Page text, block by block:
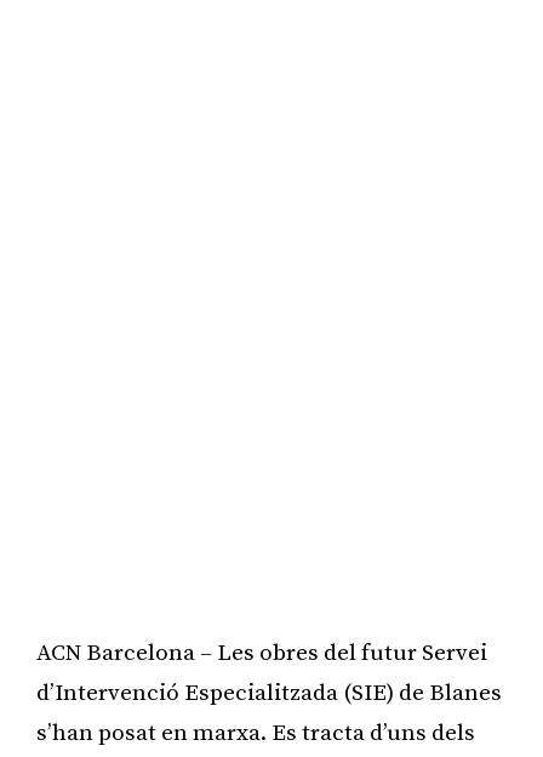
ACN Barcelona – Les obres del futur Servei
d’Intervenció Especialitzada (SIE) de Blanes
s’han posat en marxa. Es tracta d’uns dels